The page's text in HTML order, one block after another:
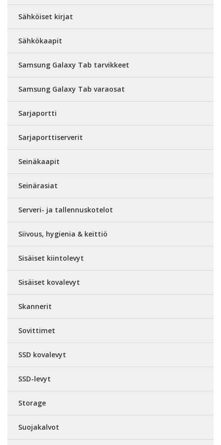
Sähköiset kirjat
Sähkökaapit
Samsung Galaxy Tab tarvikkeet
Samsung Galaxy Tab varaosat
Sarjaportti
Sarjaporttiserverit
Seinäkaapit
Seinärasiat
Serveri- ja tallennuskotelot
Siivous, hygienia & keittiö
Sisäiset kiintolevyt
Sisäiset kovalevyt
Skannerit
Sovittimet
SSD kovalevyt
SSD-levyt
Storage
Suojakalvot